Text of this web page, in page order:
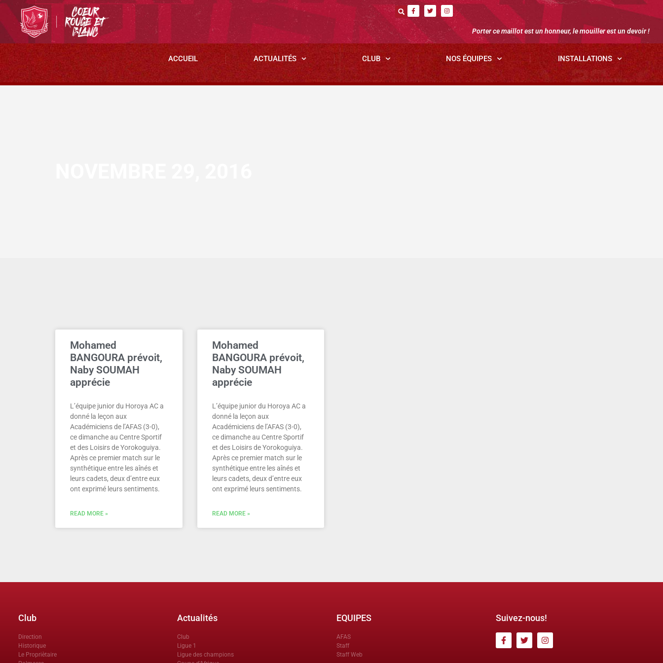
Porter ce maillot est un honneur, le mouiller est un devoir !
ACCUEIL ACTUALITÉS CLUB NOS ÉQUIPES INSTALLATIONS
Mohamed
BANGOURA prévoit,
Naby SOUMAH
apprécie
L’équipe junior du Horoya AC a
donné la leçon aux
Académiciens de l’AFAS (3-0),
ce dimanche au Centre Sportif
et des Loisirs de Yorokoguiya.
Après ce premier match sur le
synthétique entre les aînés et
leurs cadets, deux d’entre eux
ont exprimé leurs sentiments.
READ MORE »
Mohamed
BANGOURA prévoit,
Naby SOUMAH
apprécie
L’équipe junior du Horoya AC a
donné la leçon aux
Académiciens de l’AFAS (3-0),
ce dimanche au Centre Sportif
et des Loisirs de Yorokoguiya.
Après ce premier match sur le
synthétique entre les aînés et
leurs cadets, deux d’entre eux
ont exprimé leurs sentiments.
READ MORE »
Club
Direction
Historique
Le Propriètaire
Actualités
Club
Ligue 1
Ligue des champions
EQUIPES
AFAS
Staff
Staff Web
Suivez-nous!